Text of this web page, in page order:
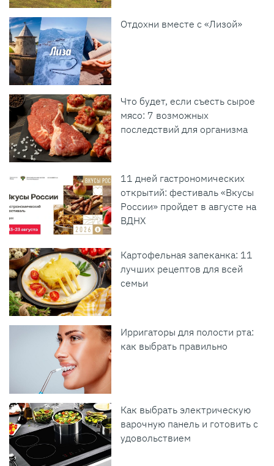
Отдохни вместе с «Лизой»
Что будет, если съесть сырое
мясо: 7 возможных
последствий для организма
11 дней гастрономических
открытий: фестиваль «Вкусы
России» пройдет в августе на
ВДНХ
Картофельная запеканка: 11
лучших рецептов для всей
семьи
Ирригаторы для полости рта:
как выбрать правильно
Как выбрать электрическую
варочную панель и готовить с
удовольствием